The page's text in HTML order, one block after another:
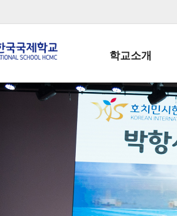
학교소개
학교장인사말
학생회장인사말
학교상징
학교 CI
교직원현황
학생현황